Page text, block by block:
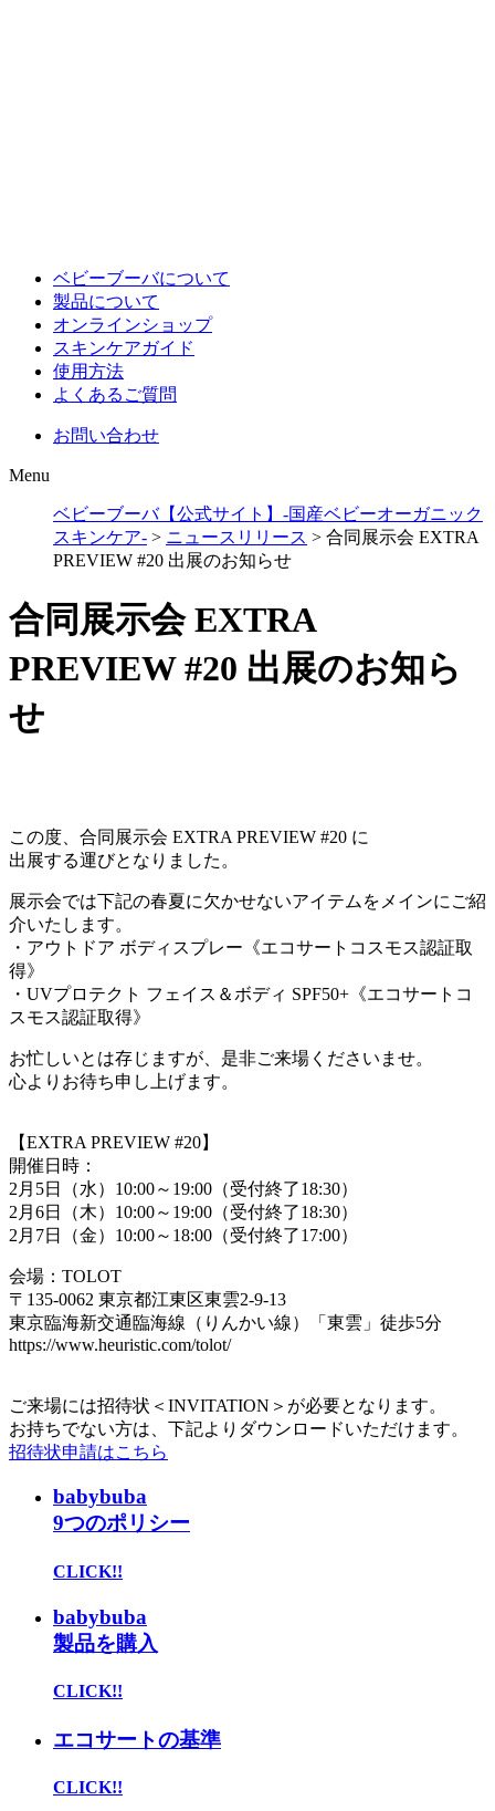
ベビーブーバについて
製品について
オンラインショップ
スキンケアガイド
使用方法
よくあるご質問
お問い合わせ
Menu
ベビーブーバ【公式サイト】-国産ベビーオーガニック
スキンケア- > ニュースリリース > 合同展示会 EXTRA
PREVIEW #20 出展のお知らせ
合同展示会 EXTRA
PREVIEW #20 出展のお知ら
せ
この度、合同展示会 EXTRA PREVIEW #20 に
出展する運びとなりました。
展示会では下記の春夏に欠かせないアイテムをメインにご紹
介いたします。
・アウトドア ボディスプレー《エコサートコスモス認証取
得》
・UVプロテクト フェイス＆ボディ SPF50+《エコサートコ
スモス認証取得》
お忙しいとは存じますが、是非ご来場くださいませ。
心よりお待ち申し上げます。
【EXTRA PREVIEW #20】
開催日時：
2月5日（水）10:00～19:00（受付終了18:30）
2月6日（木）10:00～19:00（受付終了18:30）
2月7日（金）10:00～18:00（受付終了17:00）
会場：TOLOT
〒135-0062 東京都江東区東雲2-9-13
東京臨海新交通臨海線（りんかい線）「東雲」徒歩5分
https://www.heuristic.com/tolot/
ご来場には招待状＜INVITATION＞が必要となります。
お持ちでない方は、下記よりダウンロードいただけます。
招待状申請はこちら
babybuba
9つのポリシー
CLICK!!
babybuba
製品を購入
CLICK!!
エコサートの基準
CLICK!!